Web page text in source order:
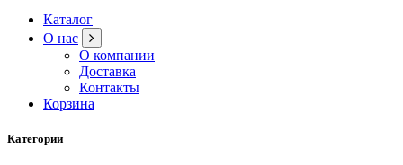
Каталог
О нас
О компании
Доставка
Контакты
Корзина
Категории